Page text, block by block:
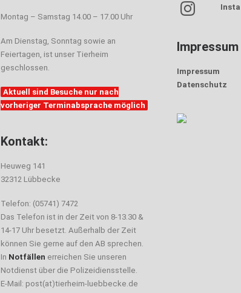
Montag – Samstag 14.00 – 17.00 Uhr
Am Dienstag, Sonntag sowie an
Feiertagen, ist unser Tierheim
geschlossen.
Aktuell sind Besuche nur nach
vorheriger Terminabsprache möglich
Kontakt:
Heuweg 141
32312 Lübbecke
Telefon: (05741) 7472
Das Telefon ist in der Zeit von 8-13.30 &
14-17 Uhr besetzt. Außerhalb der Zeit
können Sie gerne auf den AB sprechen.
In Notfällen erreichen Sie unseren
Notdienst über die Polizeidiensstelle.
E-Mail: post(at)tierheim-luebbecke.de
Impressum
Datenschutz